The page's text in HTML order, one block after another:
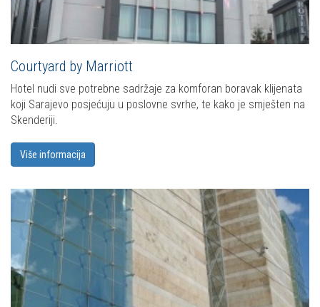
Courtyard by Marriott
Hotel nudi sve potrebne sadržaje za komforan boravak klijenata
koji Sarajevo posjećuju u poslovne svrhe, te kako je smješten na
Skenderiji.
Više informacija